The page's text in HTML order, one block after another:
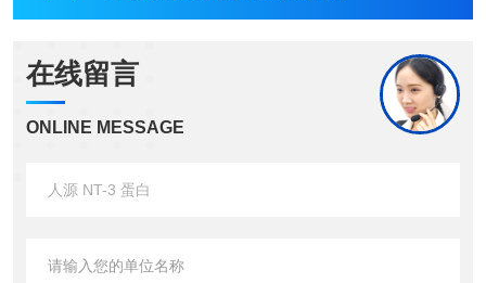
在线留言
ONLINE MESSAGE